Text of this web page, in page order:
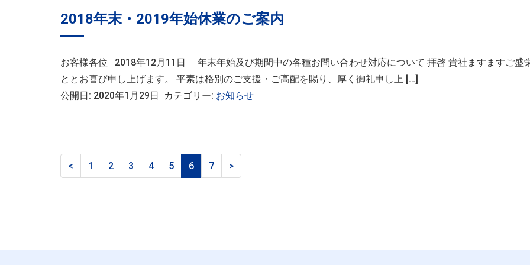
2018年末・2019年始休業のご案内
お客様各位 2018年12月11日 年末年始及び期間中の各種お問い合わせ対応について 拝啓 貴社ますますご盛
ととお喜び申し上げます。 平素は格別のご支援・ご高配を賜り、厚く御礼申し上 […]
公開日: 2020年1月29日 カテゴリー: お知らせ
< 1 2 3 4 5 6 7 >